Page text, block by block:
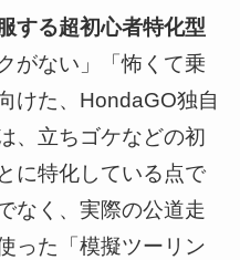
する超初心者特化型
がない」「怖くて乗
けた、HondaGO独自
、立ちゴケなどの初
に特化している点で
なく、実際の公道走
った「模擬ツーリン